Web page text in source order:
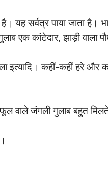
सर्वत्र पाया जाता है।
एक कांटेदार, झाड़ी वाला
इत्यादि। कहीं-कहीं हरे और
वाले जंगली गुलाब बहुत